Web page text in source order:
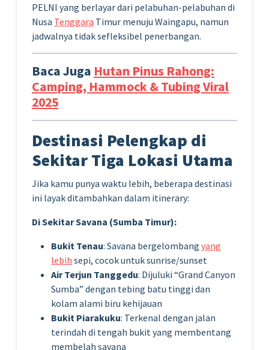
PELNI yang berlayar dari pelabuhan-pelabuhan di
Nusa Tenggara Timur menuju Waingapu, namun
jadwalnya tidak sefleksibel penerbangan.
Baca Juga Hutan Pinus Rahong:
Camping, Hammock & Tubing Viral
2025
Destinasi Pelengkap di
Sekitar Tiga Lokasi Utama
Jika kamu punya waktu lebih, beberapa destinasi
ini layak ditambahkan dalam itinerary:
Di Sekitar Savana (Sumba Timur):
Bukit Tenau: Savana bergelombang yang
lebih sepi, cocok untuk sunrise/sunset
Air Terjun Tanggedu: Dijuluki “Grand Canyon
Sumba” dengan tebing batu tinggi dan
kolam alami biru kehijauan
Bukit Piarakuku: Terkenal dengan jalan
terindah di tengah bukit yang membentang
membelah savana